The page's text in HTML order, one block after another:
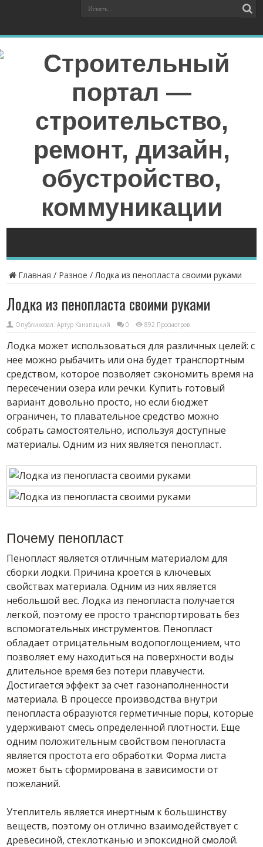
Главная / Разное /Лодка из пенопласта своими руками
Лодка из пенопласта своими руками
Опубликовал:Артур Канапацкий 0 892 Просмотров
Лодка может использоваться для различных целей: с
нее можно рыбачить или она будет транспортным
средством, которое позволяет сэкономить время на
пересечении озера или речки. Купить готовый
вариант довольно просто, но если бюджет
ограничен, то плавательное средство можно
собрать самостоятельно, используя доступные
материалы. Одним из них является пенопласт.
Почему пенопласт
Пенопласт является отличным материалом для
сборки лодки. Причина кроется в ключевых
свойствах материала. Одним из них является
небольшой вес. Лодка из пенопласта получается
легкой, поэтому ее просто транспортировать без
вспомогательных инструментов. Пенопласт
обладает отрицательным водопоглощением, что
позволяет ему находиться на поверхности воды
длительное время без потери плавучести.
Достигается эффект за счет газонаполненности
материала. В процессе производства внутри
пенопласта образуются герметичные поры, которые
удерживают смесь определенной плотности. Еще
одним положительным свойством пенопласта
является простота его обработки. Форма листа
может быть сформирована в зависимости от
пожеланий.
Утеплитель является инертным к большинству
веществ, поэтому он отлично взаимодействует с
древесиной, стеклотканью и эпоксидной смолой.